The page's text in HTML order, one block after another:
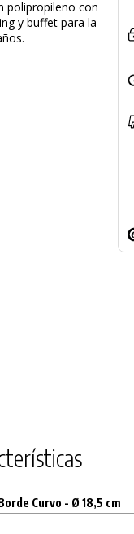
polipropileno con
y buffet para la
Curvo - Ø 18,5 cm